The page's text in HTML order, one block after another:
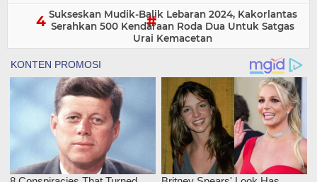
Sukseskan Mudik-Balik Lebaran 2024, Kakorlantas
Serahkan 500 Kendaraan Roda Dua Untuk Satgas
Urai Kemacetan